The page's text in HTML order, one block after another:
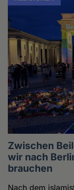
Zwischen
wir nach
brauchen
Nach dem